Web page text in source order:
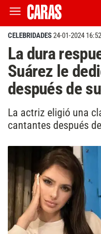
CELEBRIDADES24-01-2024 16:52
La dura
Suárez le
después de
La actriz eligió una
cantantes después